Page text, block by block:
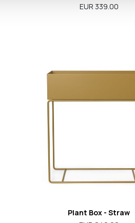
EUR 339.00
Plant Box - Straw